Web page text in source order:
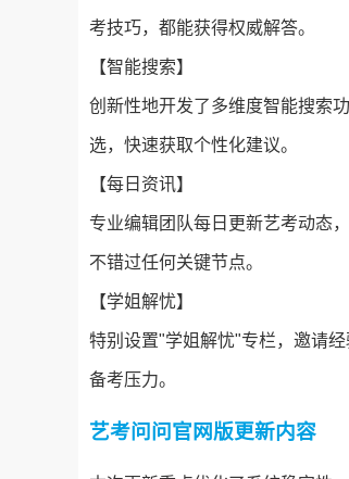
考技巧，都能获得权威解答。
【智能搜索】
创新性地开发了多维度智能搜索
选，快速获取个性化建议。
【每日资讯】
专业编辑团队每日更新艺考动态
不错过任何关键节点。
【学姐解忧】
特别设置"学姐解忧"专栏，邀请
备考压力。
艺考问问官网版更新内容